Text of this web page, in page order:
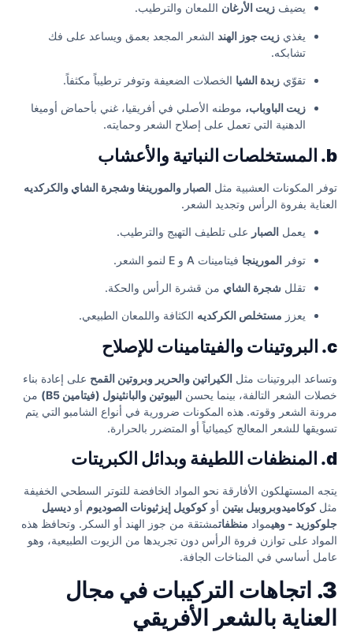
يضيف زيت الأرغان اللمعان والترطيب.
يغذي زيت جوز الهند الشعر المجعد بعمق ويساعد على فك
تشابكه.
تقوّي زبدة الشيا الخصلات الضعيفة وتوفر ترطيباً مكثفاً.
زيت الباوباب، موطنه الأصلي في أفريقيا، غني بأحماض أوميغا
الدهنية التي تعمل على إصلاح الشعر وحمايته.
b. المستخلصات النباتية والأعشاب
توفر المكونات العشبية مثل الصبار والمورينغا وشجرة الشاي والكركديه
العناية بفروة الرأس وتجديد الشعر.
يعمل الصبار على تلطيف التهيج والترطيب.
توفر المورينجا فيتامينات A و E لنمو الشعر.
تقلل شجرة الشاي من قشرة الرأس والحكة.
يعزز مستخلص الكركديه الكثافة واللمعان الطبيعي.
c. البروتينات والفيتامينات للإصلاح
وتساعد البروتينات مثل الكيراتين والحرير وبروتين القمح على إعادة بناء
خصلات الشعر التالفة، بينما يحسن البيوتين والبانثينول (فيتامين B5)
من
مرونة الشعر وقوته. هذه المكونات ضرورية في أنواع الشامبو التي يتم
تسويقها للشعر المعالج كيميائياً أو المتضرر بالحرارة.
d. المنظفات اللطيفة وبدائل الكبريتات
يتجه المستهلكون الأفارقة نحو المواد الخافضة للتوتر السطحي الخفيفة
مثلكوكاميدوبروبيل بيتين أوكوكويل إيزثيونات الصوديوم أو ديسيل
جلوكوزيد - وهيمواد منظفاتمشتقة من جوز الهند أو السكر. وتحافظ هذه
المواد على توازن فروة الرأس دون تجريدها من الزيوت الطبيعية، وهو
عامل أساسي في المناخات الجافة.
3. اتجاهات التركيبات في مجال
العناية بالشعر الأفريقي